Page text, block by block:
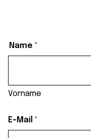
Name *(erforderlich)
Vorname
E-Mail *(erforderlich)